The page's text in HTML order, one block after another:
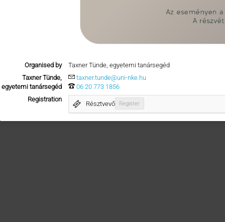
Organised by
Taxner Tünde, egyetemi tanársegéd
Taxner Tünde,
egyetemi tanársegéd
taxner.tunde@uni-nke.hu
06 20 773 1856
Registration
Résztvevő Register